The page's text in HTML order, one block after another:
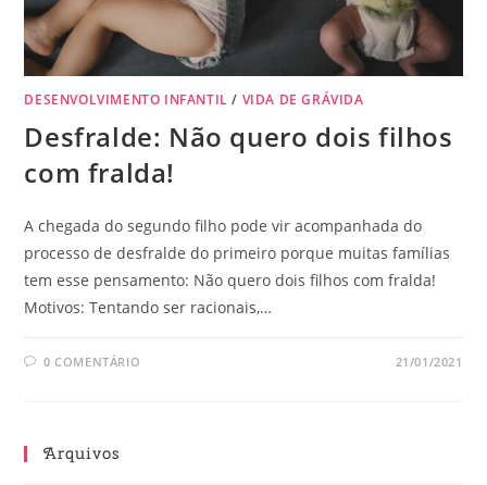
DESENVOLVIMENTO INFANTIL / VIDA DE GRÁVIDA
Desfralde: Não quero dois filhos
com fralda!
A chegada do segundo filho pode vir acompanhada do
processo de desfralde do primeiro porque muitas famílias
tem esse pensamento: Não quero dois filhos com fralda!
Motivos: Tentando ser racionais,…
0 COMENTÁRIO 21/01/2021
Arquivos